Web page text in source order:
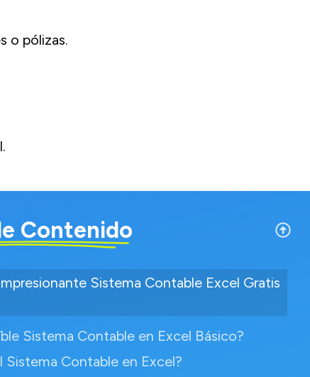
o pólizas.
Contenido
Sistema Contable Excel Gratis
Sistema Contable en Excel Básico?
Sistema Contable en Excel?